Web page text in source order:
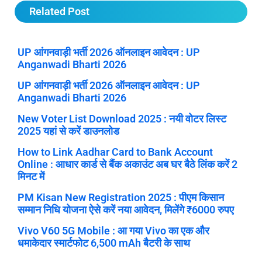
Related Post
UP आंगनवाड़ी भर्ती 2026 ऑनलाइन आवेदन : UP
Anganwadi Bharti 2026
UP आंगनवाड़ी भर्ती 2026 ऑनलाइन आवेदन : UP
Anganwadi Bharti 2026
New Voter List Download 2025 : नयी वोटर लिस्ट
2025 यहां से करें डाउनलोड
How to Link Aadhar Card to Bank Account
Online : आधार कार्ड से बैंक अकाउंट अब घर बैठे लिंक करें 2
मिनट में
PM Kisan New Registration 2025 : पीएम किसान
सम्मान निधि योजना ऐसे करें नया आवेदन, मिलेंगे ₹6000 रुपए
Vivo V60 5G Mobile : आ गया Vivo का एक और
धमाकेदार स्मार्टफोट 6,500 mAh बैटरी के साथ